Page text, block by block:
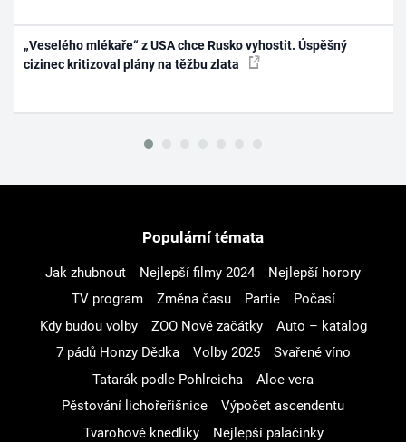
„Veselého mlékaře“ z USA chce Rusko vyhostit. Úspěšný
cizinec kritizoval plány na těžbu zlata
Populární témata
Jak zhubnout Nejlepší filmy 2024
Nejlepší horory
TV program
Změna času Partie
Počasí
Kdy budou volby
ZOO Nové začátky
Auto – katalog
7 pádů Honzy Dědka
Volby 2025
Svařené víno
Tatarák podle Pohlreicha
Aloe vera
Pěstování lichořeřišnice
Výpočet ascendentu
Tvarohové knedlíky
Nejlepší palačinky